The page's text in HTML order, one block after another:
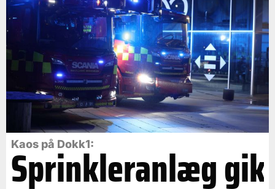
Kaos på Dokk1:
Sprinkleranlæg gik